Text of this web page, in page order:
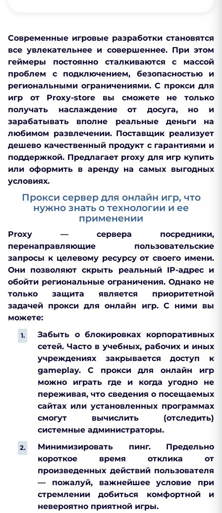
Современные игровые разработки становятся
все увлекательнее и совершеннее. При этом
геймеры постоянно сталкиваются с массой
проблем с подключением, безопасностью и
региональными ограничениями. С прокси для
игр от Proxy-store вы сможете не только
получать наслаждение от досуга, но и
зарабатывать вполне реальные деньги на
любимом развлечении. Поставщик реализует
дешево качественный продукт с гарантиями и
поддержкой. Предлагает proxy для игр купить
или оформить в аренду на самых выгодных
условиях.
Прокси сервер для онлайн игр, что
нужно знать о технологии и ее
применении
Proxy — сервера посредники,
перенаправляющие пользовательские
запросы к целевому ресурсу от своего имени.
Они позволяют скрыть реальный IP-адрес и
обойти региональные ограничения. Однако не
только защита является приоритетной
задачей прокси для онлайн игр. С ними вы
можете:
Забыть о блокировках корпоративных
сетей. Часто в учебных, рабочих и иных
учреждениях закрывается доступ к
gameplay. С прокси для онлайн игр
можно играть где и когда угодно не
переживая, что сведения о посещаемых
сайтах или установленных программах
смогут вычислить (отследить)
системные администраторы.
Минимизировать пинг. Предельно
короткое время отклика от
произведенных действий пользователя
— пожалуй, важнейшее условие при
стремлении добиться комфортной и
невероятно приятной игры.